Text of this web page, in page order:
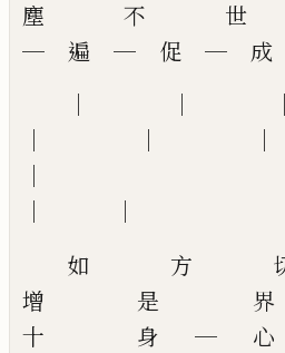
塵 不
─ 遍 ─ 促 ─
如 方
增 是
十 身 ─